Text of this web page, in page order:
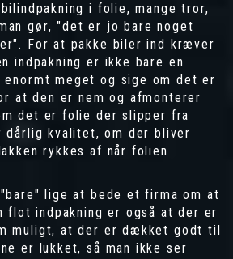
i folie, mange tror,
gør, "det er jo bare noget
For at pakke biler ind kræver
indpakning er ikke bare en
enormt meget og sige om det er
at den er nem og afmonterer
det er folie der slipper fra
dårlig kvalitet, om der bliver
rykkes af når folien
lige at bede et firma om at
flot indpakning er også at der er
muligt, at der er dækket godt til
er lukket, så man ikke ser